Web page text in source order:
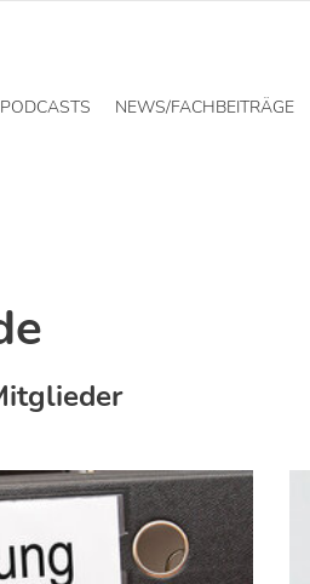
PODCASTS NEWS/FACHBEITRÄGE